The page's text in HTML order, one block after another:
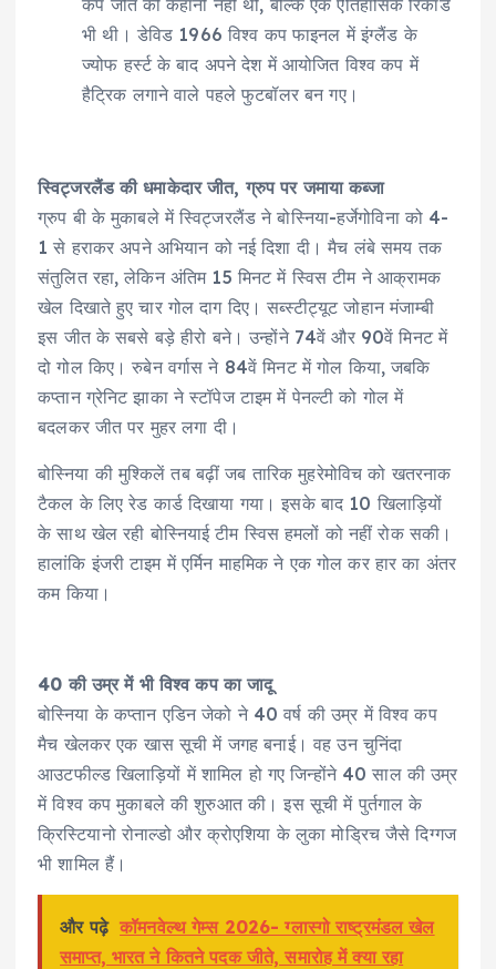
कप जीत की कहानी नहीं थी, बल्कि एक ऐतिहासिक रिकॉर्ड
भी थी। डेविड 1966 विश्व कप फाइनल में इंग्लैंड के
ज्योफ हर्स्ट के बाद अपने देश में आयोजित विश्व कप में
हैट्रिक लगाने वाले पहले फुटबॉलर बन गए।
स्विट्जरलैंड की धमाकेदार जीत, ग्रुप पर जमाया कब्जा
ग्रुप बी के मुकाबले में स्विट्जरलैंड ने बोस्निया-हर्जेगोविना को 4-
1 से हराकर अपने अभियान को नई दिशा दी। मैच लंबे समय तक
संतुलित रहा, लेकिन अंतिम 15 मिनट में स्विस टीम ने आक्रामक
खेल दिखाते हुए चार गोल दाग दिए। सब्स्टीट्यूट जोहान मंजाम्बी
इस जीत के सबसे बड़े हीरो बने। उन्होंने 74वें और 90वें मिनट में
दो गोल किए। रुबेन वर्गास ने 84वें मिनट में गोल किया, जबकि
कप्तान ग्रेनिट झाका ने स्टॉपेज टाइम में पेनल्टी को गोल में
बदलकर जीत पर मुहर लगा दी।
बोस्निया की मुश्किलें तब बढ़ीं जब तारिक मुहरेमोविच को खतरनाक
टैकल के लिए रेड कार्ड दिखाया गया। इसके बाद 10 खिलाड़ियों
के साथ खेल रही बोस्नियाई टीम स्विस हमलों को नहीं रोक सकी।
हालांकि इंजरी टाइम में एर्मिन माहमिक ने एक गोल कर हार का अंतर
कम किया।
40 की उम्र में भी विश्व कप का जादू
बोस्निया के कप्तान एडिन जेको ने 40 वर्ष की उम्र में विश्व कप
मैच खेलकर एक खास सूची में जगह बनाई। वह उन चुनिंदा
आउटफील्ड खिलाड़ियों में शामिल हो गए जिन्होंने 40 साल की उम्र
में विश्व कप मुकाबले की शुरुआत की। इस सूची में पुर्तगाल के
क्रिस्टियानो रोनाल्डो और क्रोएशिया के लुका मोड्रिच जैसे दिग्गज
भी शामिल हैं।
और पढ़े कॉमनवेल्थ गेम्स 2026- ग्लास्गो राष्ट्रमंडल खेल
समाप्त, भारत ने कितने पदक जीते, समारोह में क्या रहा